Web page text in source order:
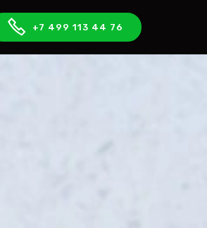
+7 499 113 44 76